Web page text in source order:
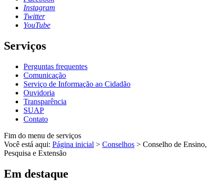
Instagram
Twitter
YouTube
Serviços
Perguntas frequentes
Comunicação
Serviço de Informação ao Cidadão
Ouvidoria
Transparência
SUAP
Contato
Fim do menu de serviços
Você está aqui: Página inicial > Conselhos > Conselho de Ensino,
Pesquisa e Extensão
Em destaque